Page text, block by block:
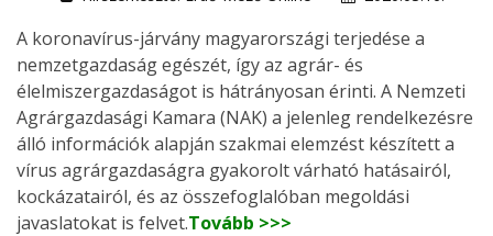
A koronavírus-járvány magyarországi terjedése a
nemzetgazdaság egészét, így az agrár- és
élelmiszergazdaságot is hátrányosan érinti. A Nemzeti
Agrárgazdasági Kamara (NAK) a jelenleg rendelkezésre
álló információk alapján szakmai elemzést készített a
vírus agrárgazdaságra gyakorolt várható hatásairól,
kockázatairól, és az összefoglalóban megoldási
javaslatokat is felvet.Tovább >>>